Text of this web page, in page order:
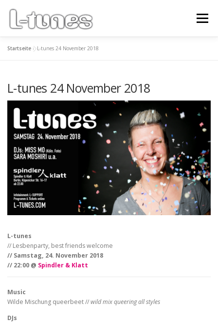
Inhalt
springen
Menü
COMMUNITY IMPRESSUM
Startseite »L-tunes 24 November 2018
L-tunes 24 November 2018
L-tunes
// Lesbenparty, best friends welcome
// Samstag, 24. November 2018
// 22:00 @ Spindler & Klatt
Music
Wilde Mischung queerbeet //wild mix queering all styles
DJs